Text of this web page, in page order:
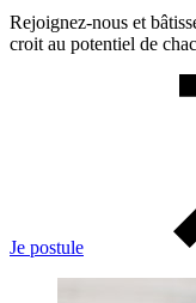
Rejoignez-nous et
croit au potentiel de
Je postule